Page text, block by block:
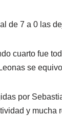
de 7 a 0 las
cuarto fue
se
por
y mucha